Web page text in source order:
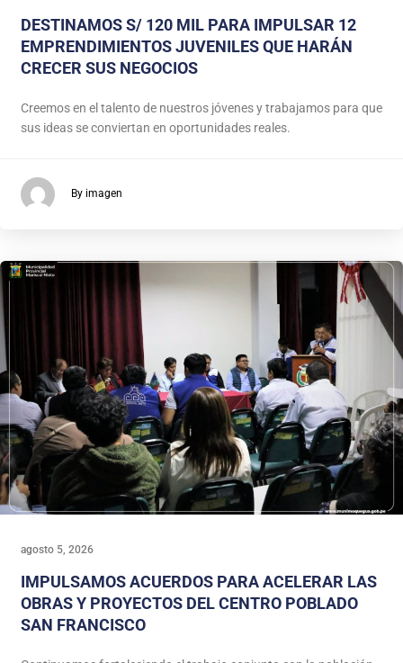
DESTINAMOS S/ 120 MIL PARA IMPULSAR 12
EMPRENDIMIENTOS JUVENILES QUE HARÁN
CRECER SUS NEGOCIOS
Creemos en el talento de nuestros jóvenes y trabajamos para que
sus ideas se conviertan en oportunidades reales.
By imagen
agosto 5, 2026
IMPULSAMOS ACUERDOS PARA ACELERAR LAS
OBRAS Y PROYECTOS DEL CENTRO POBLADO
SAN FRANCISCO